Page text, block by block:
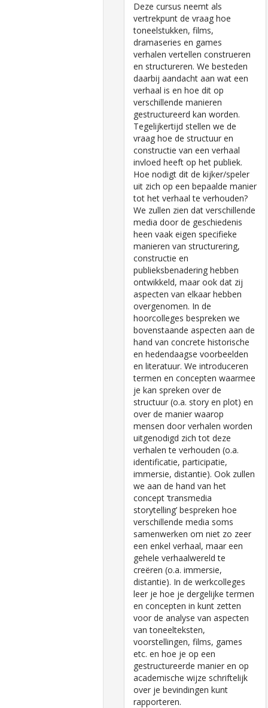
Deze cursus neemt als
vertrekpunt de vraag hoe
toneelstukken, films,
dramaseries en games
verhalen vertellen construeren
en structureren. We besteden
daarbij aandacht aan wat een
verhaal is en hoe dit op
verschillende manieren
gestructureerd kan worden.
Tegelijkertijd stellen we de
vraag hoe de structuur en
constructie van een verhaal
invloed heeft op het publiek.
Hoe nodigt dit de kijker/speler
uit zich op een bepaalde manier
tot het verhaal te verhouden?
We zullen zien dat verschillende
media door de geschiedenis
heen vaak eigen specifieke
manieren van structurering,
constructie en
publieksbenadering hebben
ontwikkeld, maar ook dat zij
aspecten van elkaar hebben
overgenomen. In de
hoorcolleges bespreken we
bovenstaande aspecten aan de
hand van concrete historische
en hedendaagse voorbeelden
en literatuur. We introduceren
termen en concepten waarmee
je kan spreken over de
structuur (o.a. story en plot) en
over de manier waarop
mensen door verhalen worden
uitgenodigd zich tot deze
verhalen te verhouden (o.a.
identificatie, participatie,
immersie, distantie). Ook zullen
we aan de hand van het
concept ‘transmedia
storytelling’ bespreken hoe
verschillende media soms
samenwerken om niet zo zeer
een enkel verhaal, maar een
gehele verhaalwereld te
creëren (o.a. immersie,
distantie). In de werkcolleges
leer je hoe je dergelijke termen
en concepten in kunt zetten
voor de analyse van aspecten
van toneelteksten,
voorstellingen, films, games
etc. en hoe je op een
gestructureerde manier en op
academische wijze schriftelijk
over je bevindingen kunt
rapporteren.